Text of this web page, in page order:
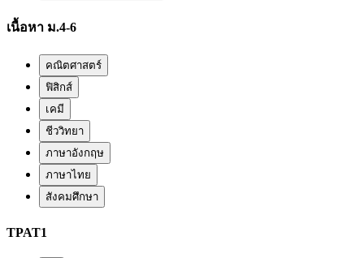
เนื้อหา ม.4-6
คณิตศาสตร์
ฟิสิกส์
เคมี
ชีววิทยา
ภาษาอังกฤษ
ภาษาไทย
สังคมศึกษา
TPAT1